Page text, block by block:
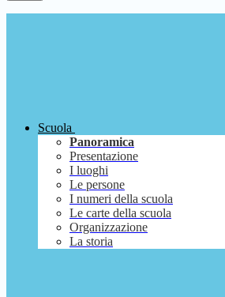
Scuola
Panoramica
Presentazione
I luoghi
Le persone
I numeri della scuola
Le carte della scuola
Organizzazione
La storia